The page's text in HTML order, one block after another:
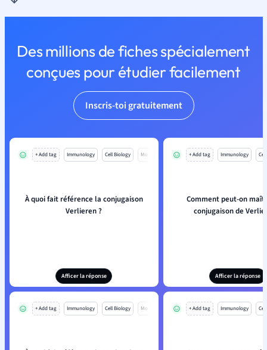
Des millions de fiches spécialement
conçues pour étudier facilement
Inscris-toi gratuitement
+ Add tag Immunology Cell Biology Mo
À quoi fait référence la conjugaison
Verlieren ?
Afficer la réponse
+ Add tag Immunology
Comment peut-on
conjugaison de
Afficer la réponse
+ Add tag Immunology Cell Biology Mo + Add tag Immunology